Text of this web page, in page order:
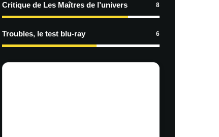
Critique de Les Maîtres de l’univers 8
Troubles, le test blu-ray 6